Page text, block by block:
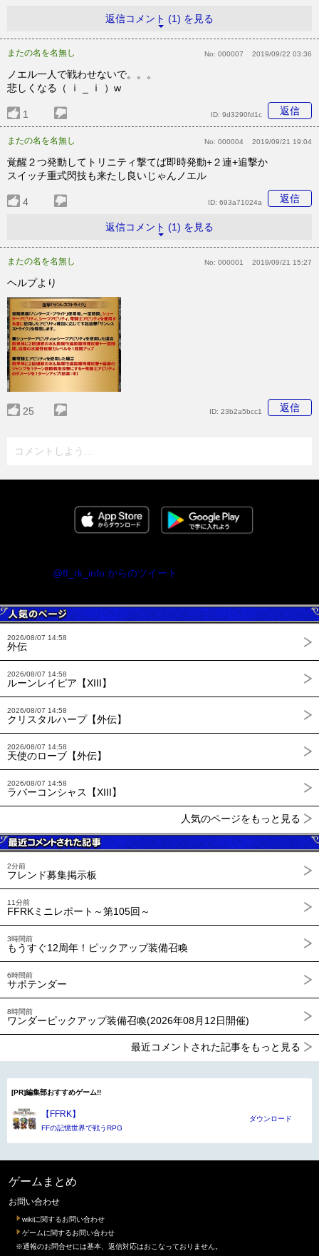
返信コメント (1) を見る
またの名を名無し No: 000007 2019/09/22 03:36
ノエル一人で戦わせないで。。。
悲しくなる（ ｉ _ ｉ ）w
1 返信
ID: 9d3290fd1c
またの名を名無し No: 000004 2019/09/21 19:04
覚醒２つ発動してトリニティ撃てば即時発動+２連+追撃か
スイッチ重式閃技も来たし良いじゃんノエル
4 返信
ID: 693a71024a
返信コメント (1) を見る
またの名を名無し No: 000001 2019/09/21 15:27
ヘルプより
25 返信
ID: 23b2a5bcc1
コメントしよう...
@ff_rk_info からのツイート
2026/08/07 14:58
外伝
2026/08/07 14:58
ルーンレイピア【XIII】
2026/08/07 14:58
クリスタルハープ【外伝】
2026/08/07 14:58
天使のローブ【外伝】
2026/08/07 14:58
ラバーコンシャス【XIII】
人気のページをもっと見る
2分前
フレンド募集掲示板
11分前
FFRKミニレポート～第105回～
3時間前
もうすぐ12周年！ピックアップ装備召喚
6時間前
サボテンダー
8時間前
ワンダーピックアップ装備召喚(2026年08月12日開催)
最近コメントされた記事をもっと見る
[PR]編集部おすすめゲーム!!
【FFRK】
FFの記憶世界で戦うRPG
ダウンロード
ゲームまとめ
お問い合わせ
wikiに関するお問い合わせ
ゲームに関するお問い合わせ
※通報のお問合せには基本、返信対応はおこなっておりません。